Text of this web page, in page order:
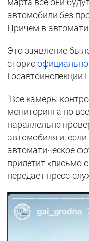
марта все они
автомобили без
Причем в
Это заявление
сторис
Госавтоинспекции
"Все камеры
мониторинга по
параллельно
автомобиля и,
автоматическое
прилетит «письмо
передает пресс-